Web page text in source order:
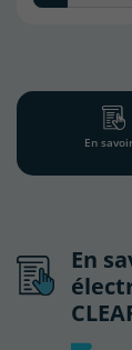
En
En